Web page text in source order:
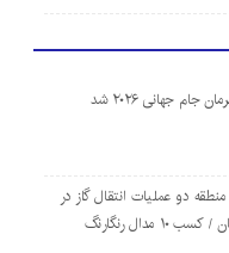
جام جهانی ۲۰۲۶ شد
دو عملیات انتقال گاز در
مدال رنگارنگ